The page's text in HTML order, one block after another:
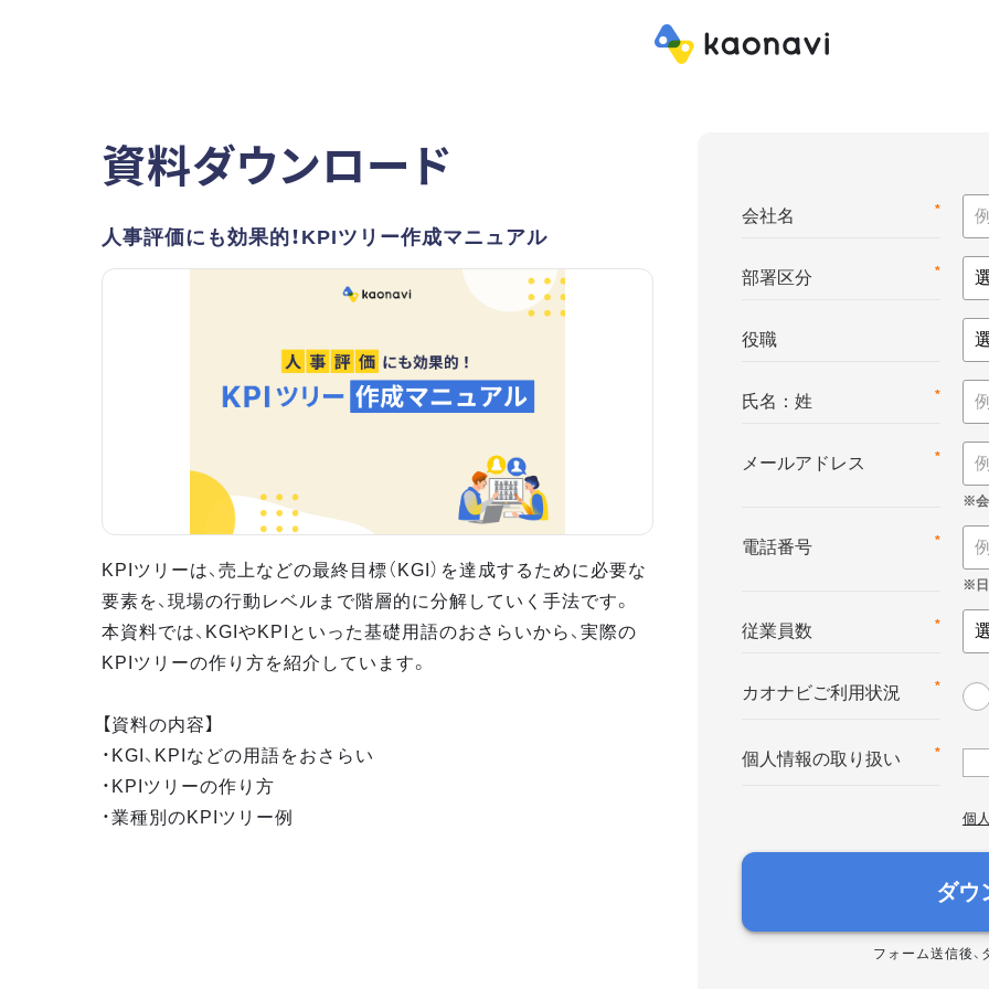
資料ダウンロード
人事評価にも効果的！KPIツリー作成マニュアル
KPIツリーは、売上などの最終目標（KGI）を達成するために必要な
要素を、現場の行動レベルまで階層的に分解していく手法です。
本資料では、KGIやKPIといった基礎用語のおさらいから、実際の
KPIツリーの作り方を紹介しています。
【資料の内容】
・KGI、KPIなどの用語をおさらい
・KPIツリーの作り方
・業種別のKPIツリー例
*
会社名
*
部署区分
役職
*
氏名：姓
*
メールアドレス
*
電話番号
*
従業員数
*
カオナビご利用状況
*
個人情報の取り扱い
個
ダウ
フォーム送信後